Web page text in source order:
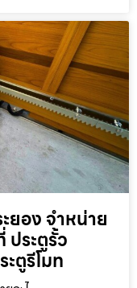
ยอง จำหน่าย
ประตูรั้ว
ตูรีโมท